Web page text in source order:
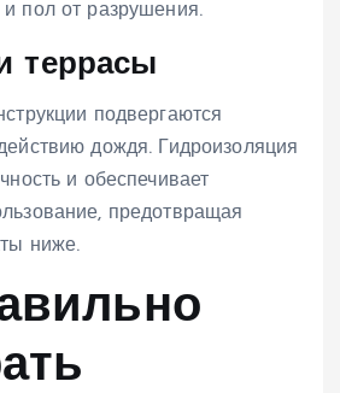
пол от разрушения.
террасы
подвергаются
дождя. Гидроизоляция
и обеспечивает
предотвращая
ниже.